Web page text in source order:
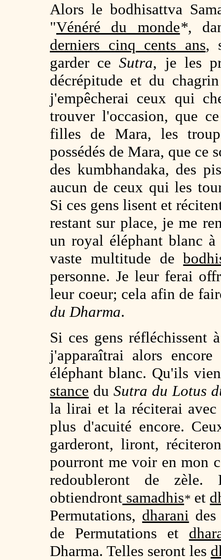
Alors le bodhisattva
"Vénéré du monde*,
derniers cinq cents ans,
garder ceSutra, je les
décrépitude et du
j'empêcherai ceux qui
trouver l'occasion, que
filles de Mara, les
possédés de Mara, que ce
des kumbhandaka, des
aucun de ceux qui les
Si ces gens lisent et
restant sur place, je me
un royal éléphant blanc à
vaste multitude de
personne. Je leur ferai
leur coeur; cela afin de
du Dharma.
Si ces gens réfléchissent
j'apparaîtrai alors
éléphant blanc. Qu'ils
stance du Sutra du Lotus
la lirai et la réciterai avec
plus d'acuité encore.
garderont, liront,
pourront me voir en mon
redoubleront de
obtiendront samadhis* et
Permutations, dharani
de Permutations et
Dharma. Telles seront les